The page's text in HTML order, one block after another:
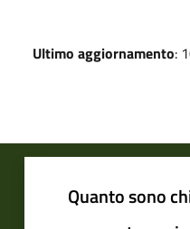
Ultimo aggiornamento:
Quanto sono